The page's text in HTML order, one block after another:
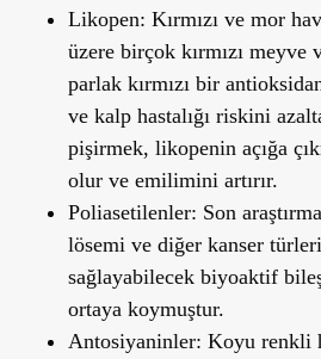
Likopen: Kırmızı ve mor
üzere birçok kırmızı meyve
parlak kırmızı bir
ve kalp hastalığı riskini
pişirmek, likopenin açığa
olur ve emilimini artırır.
Poliasetilenler: Son
lösemi ve diğer kanser
sağlayabilecek biyoaktif
ortaya koymuştur.
Antosiyaninler: Koyu renkli